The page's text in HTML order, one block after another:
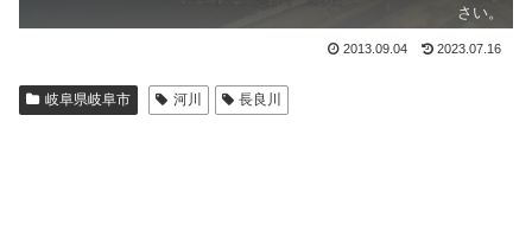
さい。
2013.09.04 2023.07.16
岐阜県岐阜市 河川 長良川